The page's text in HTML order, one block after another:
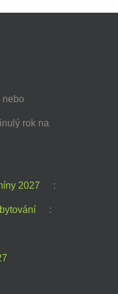
nebo
rok na
2027 :
: